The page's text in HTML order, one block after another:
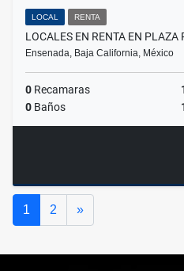
LOCAL RENTA
LOCALES EN RENTA EN
Ensenada, Baja California, México
0 Recamaras
0 Baños
1 2 »Siguiente